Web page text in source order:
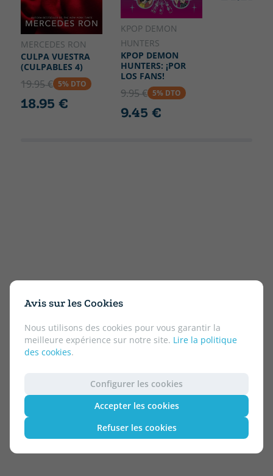
Avis sur les Cookies
Nous utilisons des cookies pour vous garantir la
meilleure expérience sur notre site. Lire la politique
des cookies.
Configurer les cookies
Accepter les cookies
Refuser les cookies
MERCEDES RON
CULPA VUESTRA
(CULPABLES 4)
19.95 € 5% DTO
18.95 €
KPOP DEMON
HUNTERS
KPOP DEMON
HUNTERS: ¡POR
LOS FANS!
9.95 € 5% DTO
9.45 €